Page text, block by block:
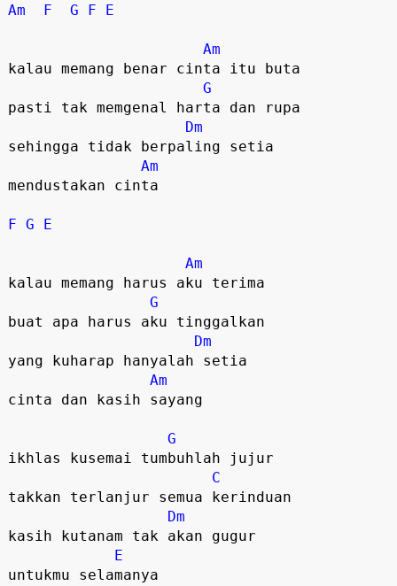
Am F G F E
Am
kalau memang benar cinta itu buta
G
pasti tak memgenal harta dan rupa
Dm
sehingga tidak berpaling setia
Am
mendustakan cinta
F G E
Am
kalau memang harus aku terima
G
buat apa harus aku tinggalkan
Dm
yang kuharap hanyalah setia
Am
cinta dan kasih sayang
G
ikhlas kusemai tumbuhlah jujur
C
takkan terlanjur semua kerinduan
Dm
kasih kutanam tak akan gugur
E
untukmu selamanya